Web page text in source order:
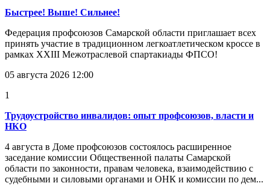
Быстрее! Выше! Сильнее!
Федерация профсоюзов Самарской области приглашает всех
принять участие в традиционном легкоатлетическом кроссе в
рамках XXIII Межотраслевой спартакиады ФПСО!
05 августа 2026 12:00
1
Трудоустройство инвалидов: опыт профсоюзов, власти и
НКО
4 августа в Доме профсоюзов состоялось расширенное
заседание комиссии Общественной палаты Самарской
области по законности, правам человека, взаимодействию с
судебными и силовыми органами и ОНК и комиссии по дем...